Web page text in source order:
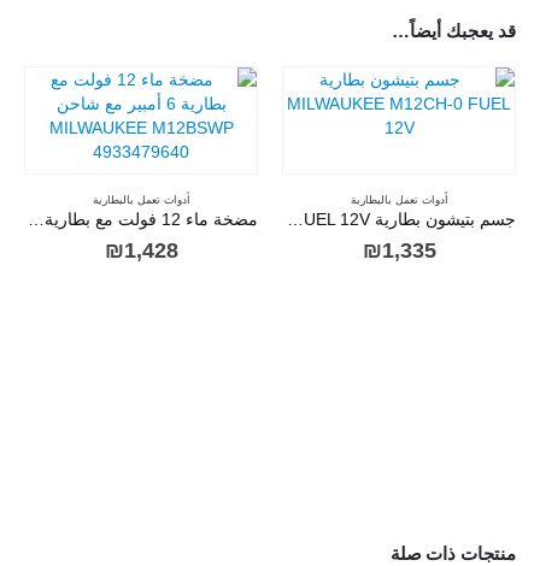
قد يعجبك أيضاً…
أدوات تعمل بالبطارية
جسم بتيشون بطارية MILWAUKEE M12CH-0 FUEL 12V
₪1,335
أدوات تعمل بالبطارية
مضخة ماء 12 فولت مع بطارية 6 أمبير مع شاحن MILWAUKEE M12BSWP 4933479640
₪1,428
منتجات ذات صلة